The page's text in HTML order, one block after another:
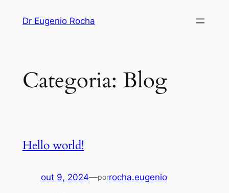
Dr Eugenio Rocha
Categoria: Blog
Hello world!
out 9, 2024—porrocha.eugenio